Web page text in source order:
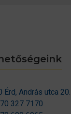
Érd, András utca 20.
327 7170